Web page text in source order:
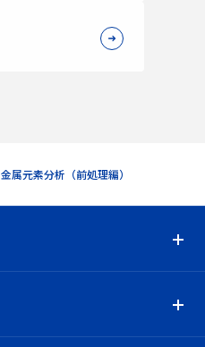
金属元素分析（前処理編）